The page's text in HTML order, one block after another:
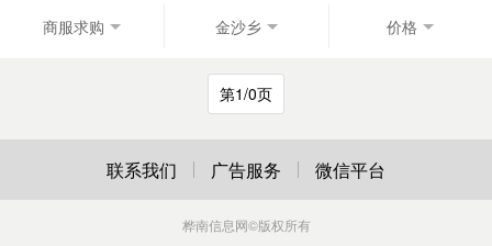
商服求购 金沙乡 价格
第1/0页
联系我们 广告服务 微信平台
桦南信息网©版权所有